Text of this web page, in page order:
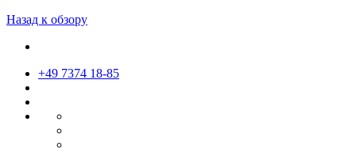
Назад к обзору
+49 7374 18-85